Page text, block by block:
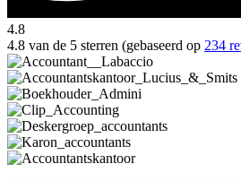
4.8
4.8 van de 5 sterren (gebaseerd op 234